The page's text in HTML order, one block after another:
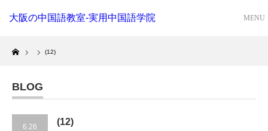
大阪の中国語教室-実用中国語学院
Home
(12)
BLOG
6.26
(12)